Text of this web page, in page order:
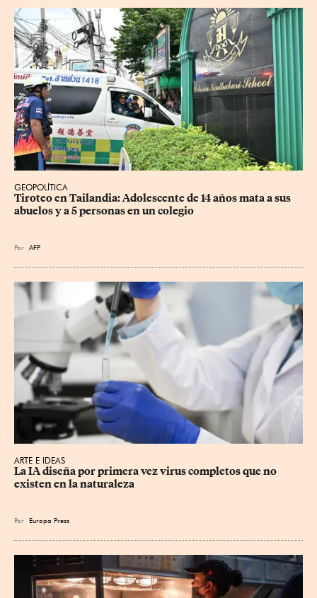
GEOPOLÍTICA
Tiroteo en Tailandia: Adolescente de 14 años mata a sus
abuelos y a 5 personas en un colegio
Por AFP
ARTE E IDEAS
La IA diseña por primera vez virus completos que no
existen en la naturaleza
Por Europa Press